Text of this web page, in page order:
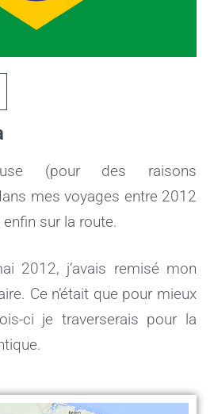
(pour des raisons
mes voyages entre 2012
sur la route.
2012, j’avais remisé mon
Ce n’était que pour mieux
ci je traverserais pour la